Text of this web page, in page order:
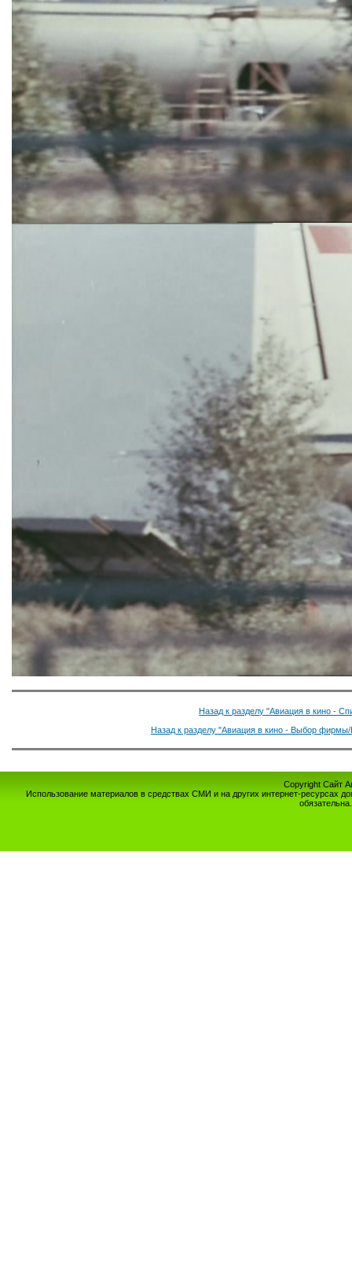
Назад к разделу "Авиация в кино -
Назад к разделу "Авиация в кино - Выбор фирмы/
Copyright Сайт
Использование материалов в средствах СМИ и на других интернет-ресурсах
обязательна.